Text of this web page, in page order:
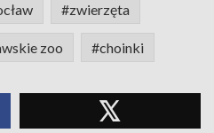
#zwierzęta
zoo #choinki